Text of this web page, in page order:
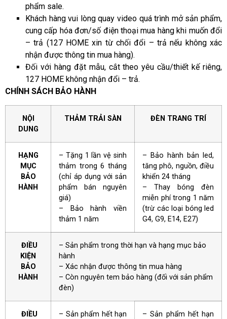
phẩm sale.
Khách hàng vui lòng quay video quá trình mở sản phẩm,
cung cấp hóa đơn/số điện thoại mua hàng khi muốn đổi
– trả (127 HOME xin từ chối đổi – trả nếu không xác
nhận được thông tin mua hàng).
Đối với hàng đặt mẫu, cắt theo yêu cầu/thiết kế riêng,
127 HOME không nhận đổi – trả.
CHÍNH SÁCH BẢO HÀNH
NỘI
DUNG
THẢM TRẢI SÀN ĐÈN TRANG TRÍ
HẠNG
MỤC
BẢO
HÀNH
– Tặng 1 lần vệ sinh
thảm trong 6 tháng
(chỉ áp dụng với sản
phẩm bán nguyên
giá)
– Bảo hành viền
thảm 1 năm
– Bảo hành bản led,
tăng phô, nguồn, điều
khiển 24 tháng
– Thay bóng đèn
miễn phí trong 1 năm
(trừ các loại bóng led
G4, G9, E14, E27)
ĐIỀU
KIỆN
BẢO
HÀNH
– Sản phẩm trong thời hạn và hạng mục bảo
hành
– Xác nhận được thông tin mua hàng
– Còn nguyên tem bảo hàng (đối với sản phẩm
đèn)
ĐIỀU
– Sản phẩm hết hạn
– Sản phẩm hết hạn